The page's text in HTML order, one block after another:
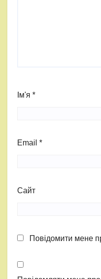
Ім'я *
Email *
Сайт
Повідомити мене